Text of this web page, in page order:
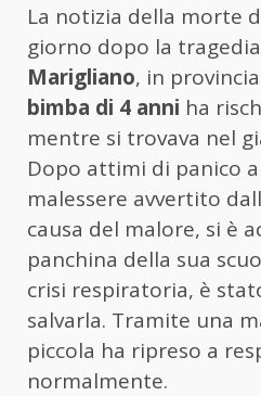
La notizia della morte
giorno dopo la
Marigliano, in
bimba di 4 anni ha
mentre si trovava nel
Dopo attimi di panico
malessere avvertito
causa del malore, si è
panchina della sua
crisi respiratoria, è
salvarla. Tramite una
piccola ha ripreso a
normalmente.